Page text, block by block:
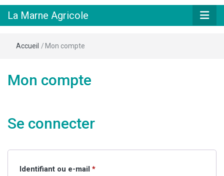
Agricole
La Marne Agricole
Accueil /Mon compte
Mon compte
Se connecter
Identifiant ou e-mail *Obligatoire